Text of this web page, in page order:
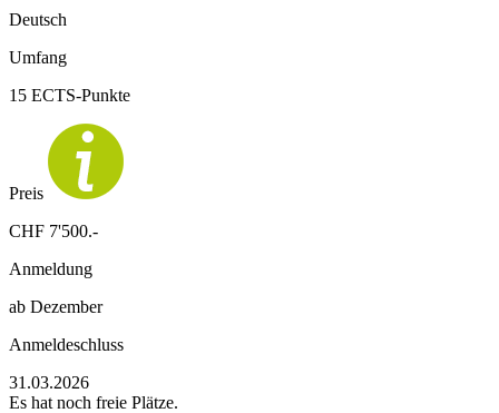
Deutsch
Umfang
15 ECTS-Punkte
Preis
CHF 7'500.-
Anmeldung
ab Dezember
Anmeldeschluss
31.03.2026
Es hat noch freie Plätze.